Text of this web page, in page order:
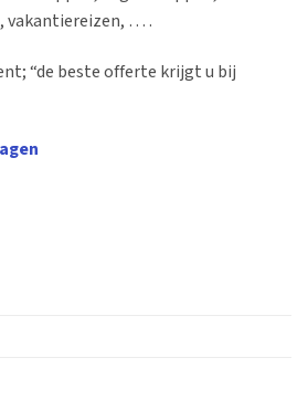
vakantiereizen, … .
“de beste offerte krijgt u bij